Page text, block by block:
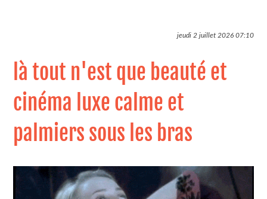
jeudi 2 juillet 202607:10
là tout n'est que beauté et
cinéma luxe calme et
palmiers sous les bras